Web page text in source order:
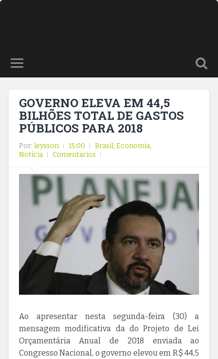
GOVERNO ELEVA EM 44,5
BILHÕES TOTAL DE GASTOS
PÚBLICOS PARA 2018
Por: leysson 15:00 Brasil, Economia,
Notícia
Comentarios
Ao apresentar nesta segunda-feira (30) a
mensagem modificativa da do Projeto de Lei
Orçamentária Anual de 2018 enviada ao
Congresso Nacional, o governo elevou em R$ 44,5